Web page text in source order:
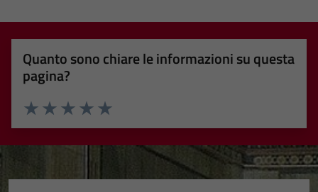
Quanto sono chiare le informazioni su questa
pagina?
Valuta 5 stelle su 5
Valuta 4 stelle su 5
Valuta 3 stelle su 5
Valuta 2 stelle su 5
Valuta 1 stelle su 5